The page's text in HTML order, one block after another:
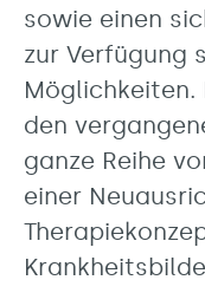
sowie einen
zur Verfügung
Möglichkeiten.
den
ganze Reihe
einer